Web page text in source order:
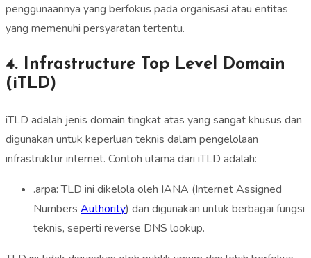
penggunaannya yang berfokus pada organisasi atau entitas
yang memenuhi persyaratan tertentu.
4. Infrastructure Top Level Domain
(iTLD)
iTLD adalah jenis domain tingkat atas yang sangat khusus dan
digunakan untuk keperluan teknis dalam pengelolaan
infrastruktur internet. Contoh utama dari iTLD adalah:
.arpa: TLD ini dikelola oleh IANA (Internet Assigned
Numbers Authority) dan digunakan untuk berbagai fungsi
teknis, seperti reverse DNS lookup.